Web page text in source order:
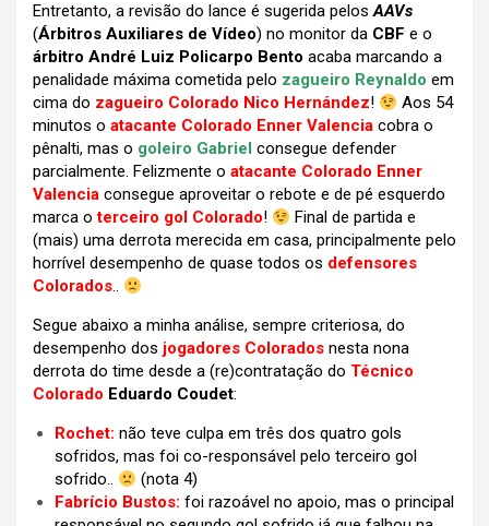
Entretanto, a revisão do lance é sugerida pelosAAVs
(Árbitros Auxiliares de Vídeo) no monitor da CBF e o
árbitro André Luiz Policarpo Bento acaba marcando a
penalidade máxima cometida pelo zagueiro Reynaldo em
cima do zagueiro Colorado Nico Hernández!
Aos 54
minutos o atacante Colorado Enner Valencia cobra o
pênalti, mas o goleiro Gabriel consegue defender
parcialmente. Felizmente o atacante Colorado Enner
Valencia consegue aproveitar o rebote e de pé esquerdo
marca oterceiro gol Colorado!
Final de partida e
(mais) uma derrota merecida em casa, principalmente pelo
horrível desempenho de quase todos os defensores
Colorados..
Segue abaixo a minha análise, sempre criteriosa, do
desempenho dos jogadores Colorados nesta nona
derrota do time desde a (re)contratação do Técnico
Colorado Eduardo Coudet:
Rochet: não teve culpa em três dos quatro gols
sofridos, mas foi co-responsável pelo terceiro gol
sofrido..
(nota 4)
Fabrício Bustos: foi razoável no apoio, mas o principal